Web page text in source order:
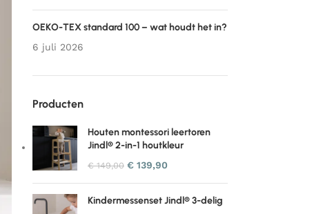
OEKO-TEX standard 100 – wat houdt het in?
6 juli 2026
Producten
Houten montessori leertoren
Jindl® 2-in-1 houtkleur
€149,00 € 139,90
Kindermessenset Jindl® 3-delig